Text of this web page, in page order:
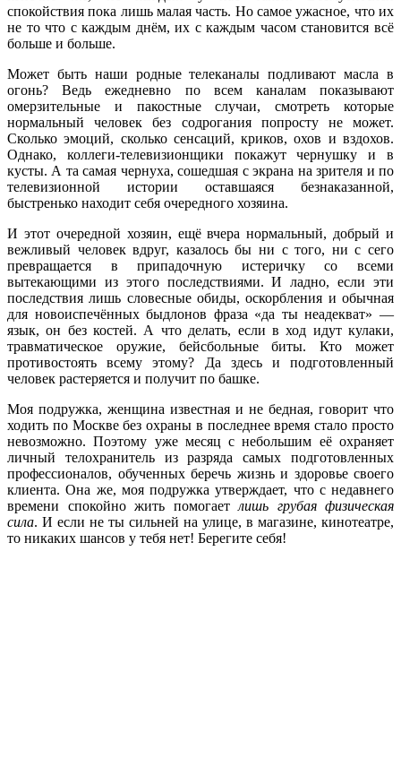
спокойствия пока лишь малая часть. Но самое ужасное, что их
не то что с каждым днём, их с каждым часом становится всё
больше и больше.
Может быть наши родные телеканалы подливают масла в
огонь? Ведь ежедневно по всем каналам показывают
омерзительные и пакостные случаи, смотреть которые
нормальный человек без содрогания попросту не может.
Сколько эмоций, сколько сенсаций, криков, охов и вздохов.
Однако, коллеги-телевизионщики покажут чернушку и в
кусты. А та самая чернуха, сошедшая с экрана на зрителя и по
телевизионной истории оставшаяся безнаказанной,
быстренько находит себя очередного хозяина.
И этот очередной хозяин, ещё вчера нормальный, добрый и
вежливый человек вдруг, казалось бы ни с того, ни с сего
превращается в припадочную истеричку со всеми
вытекающими из этого последствиями. И ладно, если эти
последствия лишь словесные обиды, оскорбления и обычная
для новоиспечённых быдлонов фраза «да ты неадекват» —
язык, он без костей. А что делать, если в ход идут кулаки,
травматическое оружие, бейсбольные биты. Кто может
противостоять всему этому? Да здесь и подготовленный
человек растеряется и получит по башке.
Моя подружка, женщина известная и не бедная, говорит что
ходить по Москве без охраны в последнее время стало просто
невозможно. Поэтому уже месяц с небольшим её охраняет
личный телохранитель из разряда самых подготовленных
профессионалов, обученных беречь жизнь и здоровье своего
клиента. Она же, моя подружка утверждает, что с недавнего
времени спокойно жить помогает лишь грубая физическая
сила. И если не ты сильней на улице, в магазине, кинотеатре,
то никаких шансов у тебя нет! Берегите себя!